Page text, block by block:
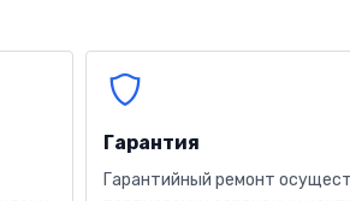
Гарантия
Гарантийный ремонт